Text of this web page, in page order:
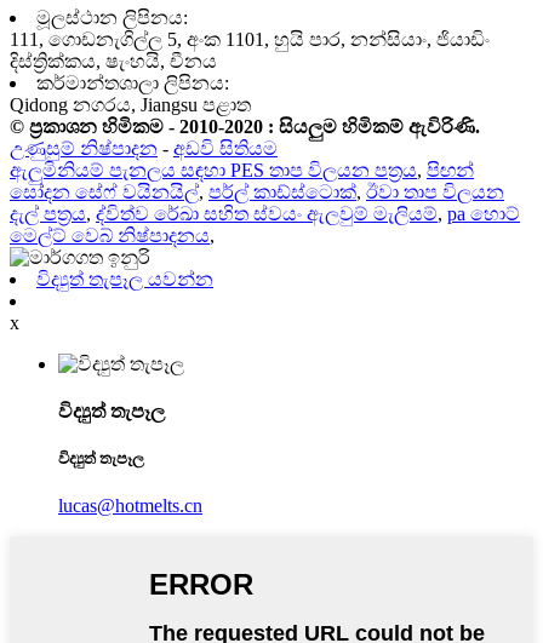
මූලස්ථාන ලිපිනය:
111, ගොඩනැගිල්ල 5, අංක 1101, හුයි පාර, නන්සියාං, ජියාඩිං
දිස්ත්‍රික්කය, ෂැංහයි, චීනය
කර්මාන්තශාලා ලිපිනය:
Qidong නගරය, Jiangsu පළාත
© ප්‍රකාශන හිමිකම - 2010-2020 : සියලුම හිමිකම් ඇවිරිණි.
උණුසුම් නිෂ්පාදන - අඩවි සිතියම
ඇලුමිනියම් පැනලය සඳහා PES තාප විලයන පත්‍රය, පිඟන්
සෝදන සේෆ් වයිනයිල්, පර්ල් කාඩ්ස්ටොක්, ඊවා තාප විලයන
දැල් පත්‍රය, ද්විත්ව රේඛා සහිත ස්වයං ඇලවුම් මැලියම්, pa හොට්
මෙල්ට් වෙබ් නිෂ්පාදනය,
විද්‍යුත් තැපෑල යවන්න
x
විද්‍යුත් තැපෑල
විද්‍යුත් තැපෑල
lucas@hotmelts.cn